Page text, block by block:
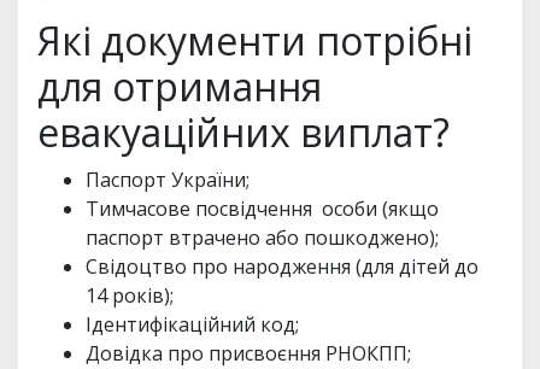
Які документи потрібні
для отримання
евакуаційних виплат?
Паспорт України;
Тимчасове посвідчення особи (якщо
паспорт втрачено або пошкоджено);
Свідоцтво про народження (для дітей до
14 років);
Ідентифікаційний код;
Довідка про присвоєння РНОКПП;